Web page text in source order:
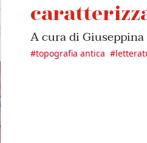
A cura di
#topografia antica #